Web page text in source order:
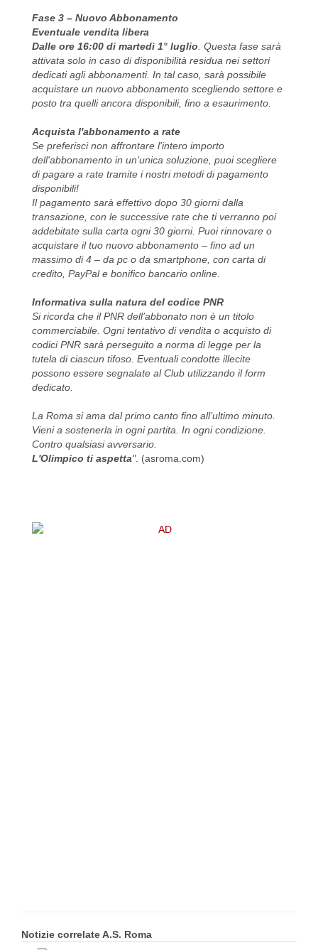
Fase 3 – Nuovo Abbonamento
Eventuale vendita libera
Dalle ore 16:00 di martedì 1° luglio. Questa fase sarà
attivata solo in caso di disponibilità residua nei settori
dedicati agli abbonamenti. In tal caso, sarà possibile
acquistare un nuovo abbonamento scegliendo settore e
posto tra quelli ancora disponibili, fino a esaurimento.
Acquista l'abbonamento a rate
Se preferisci non affrontare l'intero importo
dell'abbonamento in un'unica soluzione, puoi scegliere
di pagare a rate tramite i nostri metodi di pagamento
disponibili!
Il pagamento sarà effettivo dopo 30 giorni dalla
transazione, con le successive rate che ti verranno poi
addebitate sulla carta ogni 30 giorni. Puoi rinnovare o
acquistare il tuo nuovo abbonamento – fino ad un
massimo di 4 – da pc o da smartphone, con carta di
credito, PayPal e bonifico bancario online.
Informativa sulla natura del codice PNR
Si ricorda che il PNR dell’abbonato non è un titolo
commerciabile. Ogni tentativo di vendita o acquisto di
codici PNR sarà perseguito a norma di legge per la
tutela di ciascun tifoso. Eventuali condotte illecite
possono essere segnalate al Club utilizzando il form
dedicato.
La Roma si ama dal primo canto fino all’ultimo minuto.
Vieni a sostenerla in ogni partita. In ogni condizione.
Contro qualsiasi avversario.
L'Olimpico ti aspetta". (asroma.com)
Notizie correlate A.S. Roma